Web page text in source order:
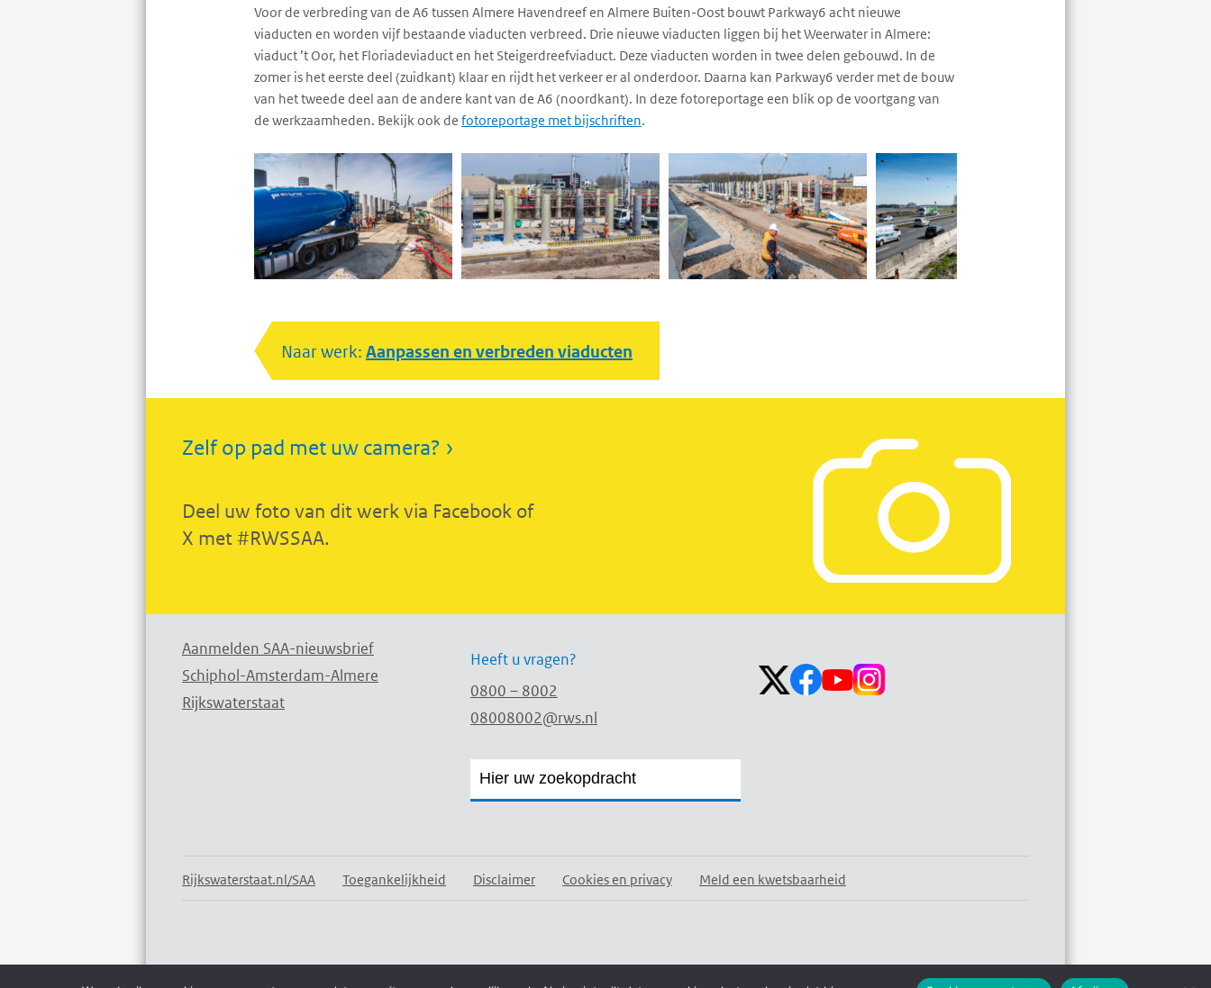
Voor de verbreding van de A6 tussen Almere Havendreef en Almere Buiten-Oost bouwt Parkway6 acht nieuwe
viaducten en worden vijf bestaande viaducten verbreed. Drie nieuwe viaducten liggen bij het Weerwater in Almere:
viaduct ’t Oor, het Floriadeviaduct en het Steigerdreefviaduct. Deze viaducten worden in twee delen gebouwd. In de
zomer is het eerste deel (zuidkant) klaar en rijdt het verkeer er al onderdoor. Daarna kan Parkway6 verder met de bouw
van het tweede deel aan de andere kant van de A6 (noordkant). In deze fotoreportage een blik op de voortgang van
de werkzaamheden. Bekijk ook de fotoreportage met bijschriften.
Naar werk: Aanpassen en verbreden viaducten
Zelf op pad met uw camera? ›
Deel uw foto van dit werk via Facebook of
X met #RWSSAA.
Aanmelden SAA-nieuwsbrief
Schiphol-Amsterdam-Almere
Rijkswaterstaat
Heeft u vragen?
0800 – 8002
08008002@rws.nl
Rijkswaterstaat.nl/SAA Toegankelijkheid Disclaimer Cookies en privacy Meld een kwetsbaarheid